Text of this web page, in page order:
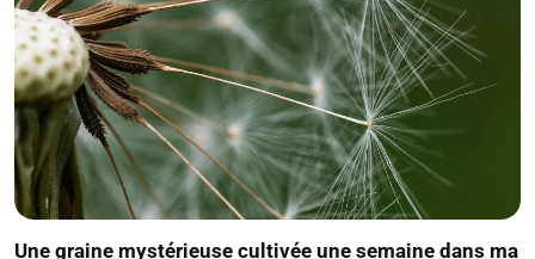
Une graine mystérieuse cultivée une semaine dans ma